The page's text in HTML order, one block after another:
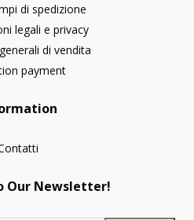
di spedizione
legali e privacy
di vendita
payment
Our Newsletter!